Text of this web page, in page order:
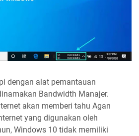
dengan alat pemantauan
Bandwidth Manajer.
akan memberi tahu Agan
yang digunakan oleh
Windows 10 tidak memiliki